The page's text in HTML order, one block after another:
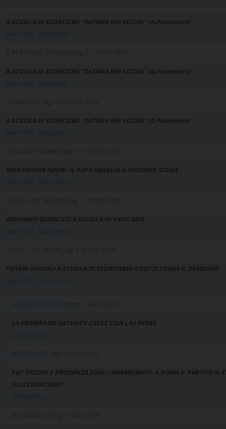
A SCUOLA DI ESORCISMI. “SATANA NEI SOCIAL” (G.Panettiere)
[Apri PDF]
[solo testo]
IL RESTO DEL CARLINO pag. 12 · 07-05-2019
A SCUOLA DI ESORCISMI. “SATANA NEI SOCIAL” (G.Panettiere)
[Apri PDF]
[solo testo]
LA NAZIONE pag. 12 · 07-05-2019
A SCUOLA DI ESORCISMI. “SATANA NEI SOCIAL” (G.Panettiere)
[Apri PDF]
[solo testo]
LA NUOVA FERRARA pag. 17 · 07-05-2019
MONSIGNOR NEGRI: IL PAPA SBAGLIA A CHIEDERE SCUSA
[Apri PDF]
[solo testo]
LEGGO – ED. MILANO pag. 1 · 07-05-2019
ASPIRANTI ESORCISTI A SCUOLA IN VATICANO
[Apri PDF]
[solo testo]
LEGGO – ED. ROMA pag. 4 · 07-05-2019
POVERI DAVIOLI A SCUOLA DI ESORCISMO COSI’ SI STANA IL DEMONIO
[Apri PDF]
[solo testo]
AGUASDIGITAL.COM pag. · 06-05-2019
LA SOMBRA DE SATANA’S CRECE CON LAS REDES
[LINK al sito]
ALETEIA.ORG pag. · 06-05-2019
PIU’ STUDIO E PRUDENZA SUGLI INDEMONIATI: A ROMA E’ PARTITO IL
SULLESORCISMO
[LINK al sito]
ALTOADIGE.IT pag. · 06-05-2019